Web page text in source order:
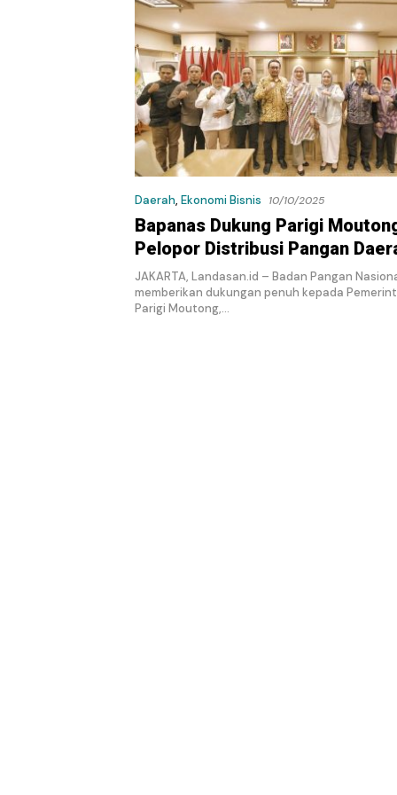
Daerah, Ekonomi Bisnis 10/10/2025
Bapanas Dukung Parigi
Pelopor Distribusi Pangan
JAKARTA, Landasan.id – Badan Pangan
memberikan dukungan penuh kepada
Parigi Moutong,…